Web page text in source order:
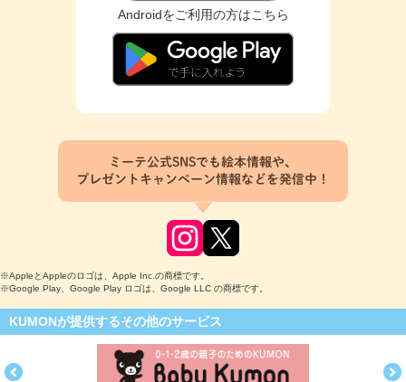
Androidをご利用の方はこちら
ミーテ公式SNSでも絵本情報や、
プレゼントキャンペーン情報などを発信中！
※AppleとAppleのロゴは、Apple Inc.の商標です。
※Google Play、Google Play ロゴは、Google LLC の商標です。
KUMONが提供するその他のサービス